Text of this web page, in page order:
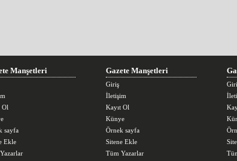
Manşetleri
Ol
sayfa
Ekle
Gazete Manşetleri
Giriş
İletişim
Kayıt Ol
Künye
Örnek sayfa
Sitene Ekle
Tüm Yazarlar